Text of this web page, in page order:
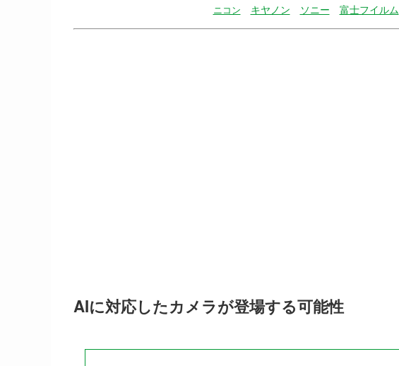
ニコン キヤノン ソニー 富士フイルム
AIに対応したカメラが登場する可能性